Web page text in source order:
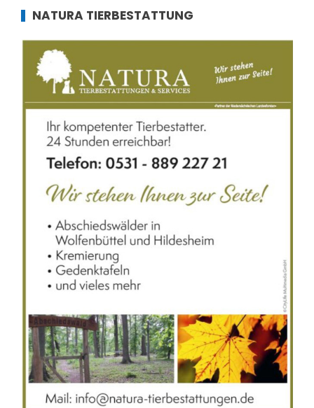
NATURA TIERBESTATTUNG